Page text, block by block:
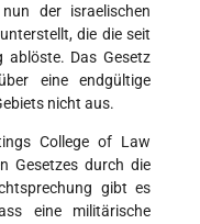
der israelischen
die die seit
ablöste. Das Gesetz
eine endgültige
nicht aus.
College of Law
Gesetzes durch die
gibt es
eine militärische